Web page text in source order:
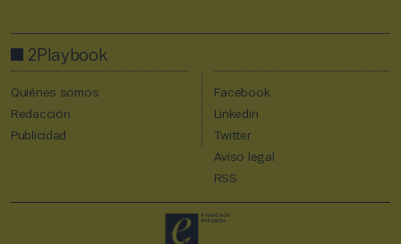
2Playbook
Quiénes somos
Redacción
Publicidad
Facebook
Linkedin
Twitter
Aviso legal
RSS